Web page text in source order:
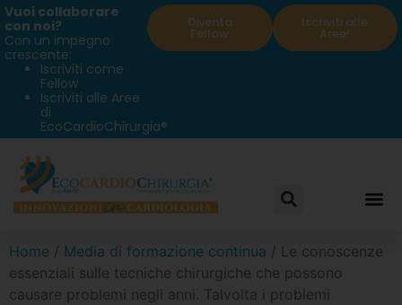
Vuoi collaborare
con noi?
Con un impegno
crescente:
Iscriviti come
Fellow
Iscriviti alle Aree
di
EcoCardioChirurgia®
Diventa
Fellow
Iscriviti alle
Aree!
Home / Media di formazione continua / Le conoscenze
essenziali sulle tecniche chirurgiche che possono
causare problemi negli anni. Talvolta i problemi